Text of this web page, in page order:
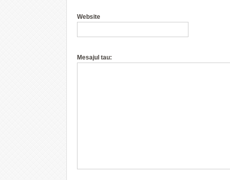
Website
Mesajul tau: